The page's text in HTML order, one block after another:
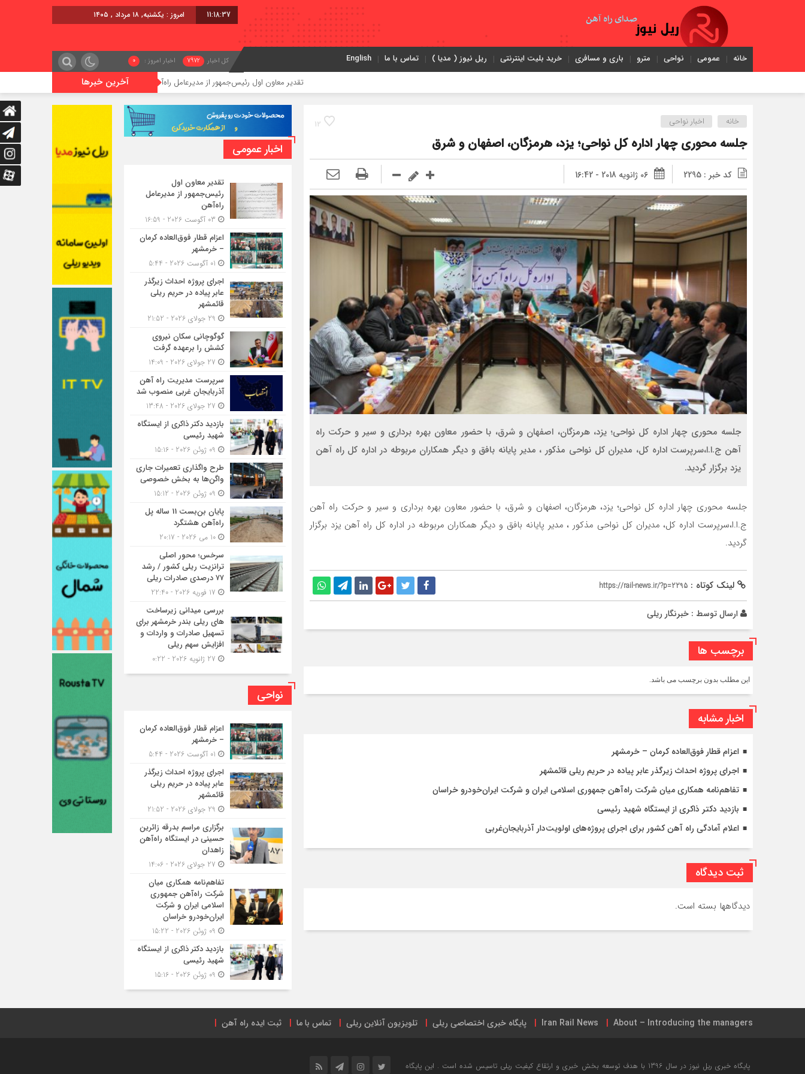
11:18:38 امروز : یکشنبه, ۱۸ مرداد , ۱۴۰۵
خانه عمومی نواحی مترو باری و مسافری خرید بلیت اینترنتی ریل نیوز ( مدیا ) تماس با ما English کل اخبار 7972 اخبار امروز : 0
آخرین خبرها تقدیر معاون اول رئیس‌جمهور از مدیرعامل راه‌آهن اعزام قطار فوق‌العاده کرمان – خرمشهر
12 خانه اخبار نواحی
جلسه محوری چهار اداره کل نواحی؛ یزد، هرمزگان، اصفهان و شرق
کد خبر : 2295 06 ژانویه 2018 - 16:42
جلسه محوری چهار اداره کل نواحی؛ یزد، هرمزگان، اصفهان و شرق، با حضور معاون بهره برداری و سیر و حرکت راه
آهن ج.ا.ا،سرپرست اداره کل، مدیران کل نواحی مذکور ، مدیر پایانه بافق و دیگر همکاران مربوطه در اداره کل راه آهن
یزد برگزار گردید.
جلسه محوری چهار اداره کل نواحی؛ یزد، هرمزگان، اصفهان و شرق، با حضور معاون بهره برداری و سیر و حرکت راه آهن
ج.ا.ا،سرپرست اداره کل، مدیران کل نواحی مذکور ، مدیر پایانه بافق و دیگر همکاران مربوطه در اداره کل راه آهن یزد برگزار
گردید.
لینک کوتاه : https://rail-news.ir/?p=2295
ارسال توسط : خبرنگار ریلی
برچسب ها
این مطلب بدون برچسب می باشد.
اخبار مشابه
اعزام قطار فوق‌العاده کرمان – خرمشهر
اجرای پروژه احداث زیرگذر عابر پیاده در حریم ریلی قائمشهر
تفاهم‌نامه همکاری میان شرکت راه‌آهن جمهوری اسلامی ایران و شرکت ایران‌خودرو خراسان
بازدید دکتر ذاکری از ایستگاه شهید رئیسی
اعلام آمادگی راه آهن کشور برای اجرای پروژه‌های اولویت‌دار آذربایجان‌غربی
ثبت دیدگاه
دیدگاهها بسته است.
اخبار عمومی
تقدیر معاون اول
رئیس‌جمهور از مدیرعامل
راه‌آهن
اعزام قطار فوق‌العاده کرمان
– خرمشهر
اجرای پروژه احداث زیرگذر
عابر پیاده در حریم ریلی
قائمشهر
گوگوچانی سکان نیروی
کشش را برعهده گرفت
سرپرست مدیریت راه آهن
آذربایجان غربی منصوب شد
بازدید دکتر ذاکری از ایستگاه
شهید رئیسی
طرح واگذاری تعمیرات جاری
واگن‌ها به بخش خصوصی
پایان بن‌بست 11 ساله پل
راه‌آهن هشتگرد
سرخس؛ محور اصلی
ترانزیت ریلی کشور / رشد
۷۷ درصدی صادرات ریلی
بررسی میدانی زیرساخت
های ریلی بندر خرمشهر برای
تسهیل صادرات و واردات و
افزایش سهم ریلی
نواحی
اعزام قطار فوق‌العاده کرمان
– خرمشهر
اجرای پروژه احداث زیرگذر
عابر پیاده در حریم ریلی
قائمشهر
برگزاری مراسم بدرقه زائرین
حسینی در ایستگاه راه‌آهن
زاهدان
تفاهم‌نامه همکاری میان
شرکت راه‌آهن جمهوری
اسلامی ایران و شرکت
ایران‌خودرو خراسان
بازدید دکتر ذاکری از ایستگاه
شهید رئیسی
About – Introducing the managers
Iran Rail News پایگاه خبری اختصاصی ریلی تلویزیون آنلاین ریلی تماس با ما ثبت ایده راه آهن
پایگاه خبری ریل نیوز در سال 1396 با هدف توسعه بخش خبری و ارتقاع کیفیت ریلی تاسیس شده است . این پایگاه